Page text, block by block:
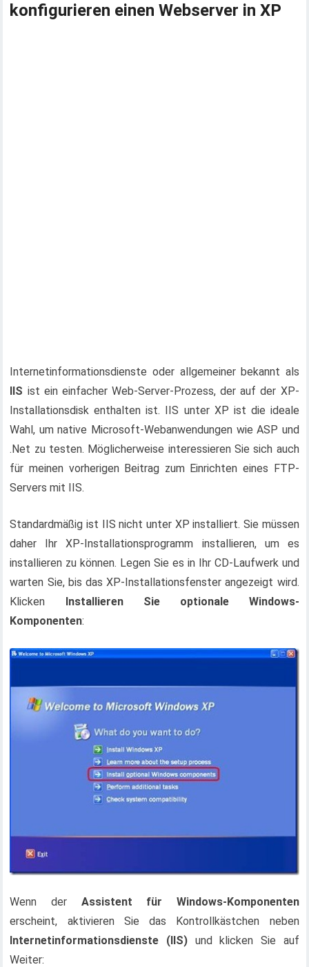
konfigurieren einen Webserver in XP
Internetinformationsdienste oder allgemeiner bekannt als
IIS ist ein einfacher Web-Server-Prozess, der auf der XP-
Installationsdisk enthalten ist. IIS unter XP ist die ideale
Wahl, um native Microsoft-Webanwendungen wie ASP und
.Net zu testen. Möglicherweise interessieren Sie sich auch
für meinen vorherigen Beitrag zum Einrichten eines FTP-
Servers mit IIS.
Standardmäßig ist IIS nicht unter XP installiert. Sie müssen
daher Ihr XP-Installationsprogramm installieren, um es
installieren zu können. Legen Sie es in Ihr CD-Laufwerk und
warten Sie, bis das XP-Installationsfenster angezeigt wird.
Klicken Installieren Sie optionale Windows-
Komponenten:
Wenn der Assistent für Windows-Komponenten
erscheint, aktivieren Sie das Kontrollkästchen neben
Internetinformationsdienste (IIS) und klicken Sie auf
Weiter: